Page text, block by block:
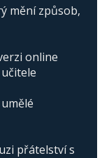
mění způsob,
online
přátelství s